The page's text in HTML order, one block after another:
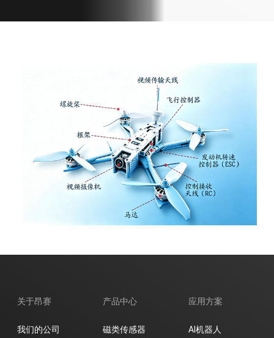
关于昂赛
我们的公司
产品中心
磁类传感器
应用方案
AI机器人